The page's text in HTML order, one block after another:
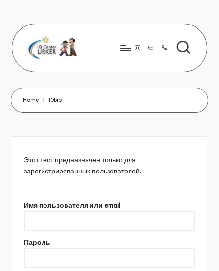
content
Instagram8776
80
Home 10bio
Этот тест предназначен только для
зарегистрированных пользователей.
Имя пользователя или email
Пароль